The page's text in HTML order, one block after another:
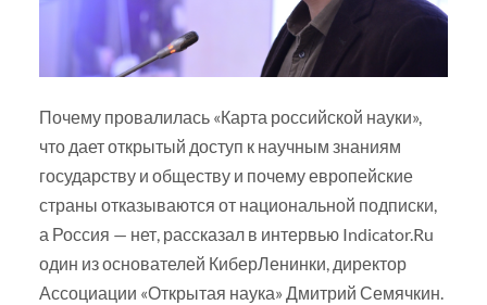
Почему провалилась «Карта российской науки»,
что дает открытый доступ к научным знаниям
государству и обществу и почему европейские
страны отказываются от национальной подписки,
а Россия — нет, рассказал в интервью Indicator.Ru
один из основателей КиберЛенинки, директор
Ассоциации «Открытая наука» Дмитрий Семячкин.